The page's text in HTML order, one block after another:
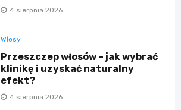
4 sierpnia 2026
Włosy
Przeszczep włosów – jak wybrać
klinikę i uzyskać naturalny
efekt?
4 sierpnia 2026